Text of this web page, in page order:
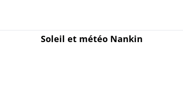
Soleil et météo Nankin